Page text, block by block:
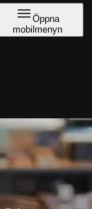
Öppna
mobilmenyn